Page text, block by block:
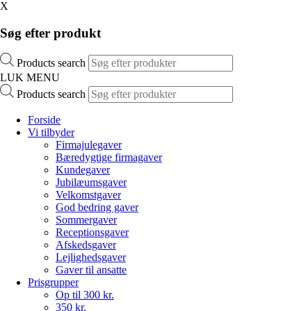
X
Søg efter produkt
Products search
LUK MENU
Products search
Forside
Vi tilbyder
Firmajulegaver
Bæredygtige firmagaver
Kundegaver
Jubilæumsgaver
Velkomstgaver
God bedring gaver
Sommergaver
Receptionsgaver
Afskedsgaver
Lejlighedsgaver
Gaver til ansatte
Prisgrupper
Op til 300 kr.
350 kr.